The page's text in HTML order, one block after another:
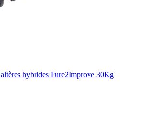
hybrides Pure2Improve 30Kg